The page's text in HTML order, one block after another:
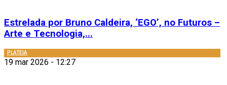
Estrelada por Bruno Caldeira, ‘EGO’, no Futuros –
Arte e Tecnologia,...
PLATEIA
19 mar 2026 - 12:27